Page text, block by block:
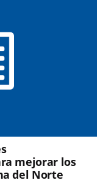
mejorar los
del Norte